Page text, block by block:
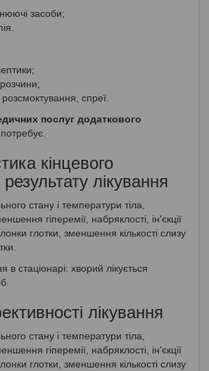
засоби;
спреї.
послуг додаткового
кінцевого
результату лікування
стану і температури тіла,
гіперемії, набряклості, ін'єкції
глотки, зменшення кількості слизу
в стаціонарі: хворий лікується
лікування
стану і температури тіла,
гіперемії, набряклості, ін'єкції
глотки, зменшення кількості слизу